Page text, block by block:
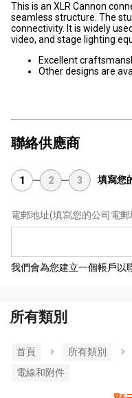
This is an XLR Cannon
seamless structure. The
connectivity. It is widely
video, and stage lighting
Excellent
Other designs are
聯絡供應商
1 2 3 填寫您
電郵地址(填寫您的公司電
我們會為您建立一個帳戶以
所有類別
首頁 所有類別
電線和附件